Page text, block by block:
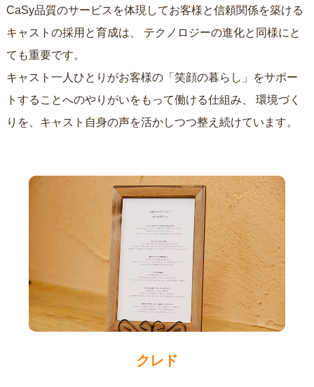
CaSy品質のサービスを体現してお客様と信頼関係を築ける
キャストの採用と育成は、
ても重要です。
キャスト一人ひとりがお客様の「笑顔の暮らし」をサポー
トすることへのやりがいをもって働ける仕組み、
りを、キャスト自身の声を活かしつつ整え続けています。
クレド